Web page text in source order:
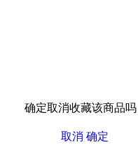
确定取消收藏该商品吗
取消 确定